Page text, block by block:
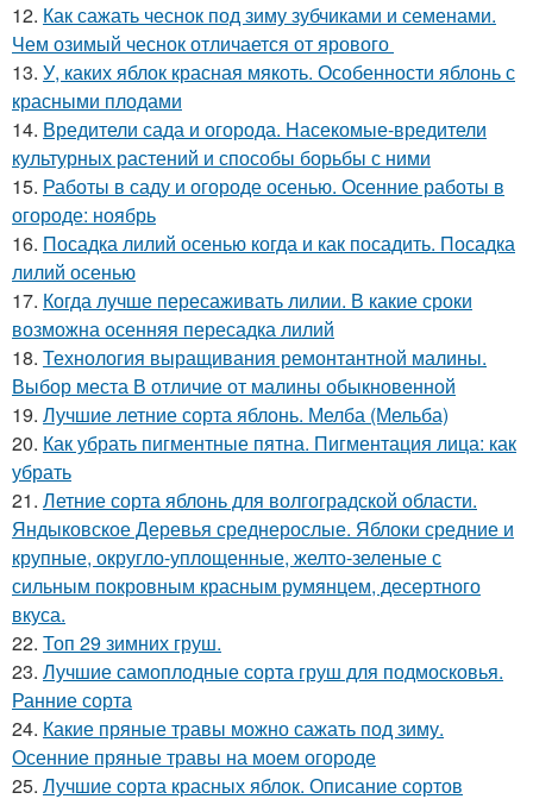
12. Как сажать чеснок под зиму зубчиками и семенами.
Чем озимый чеснок отличается от ярового
13. У, каких яблок красная мякоть. Особенности яблонь с
красными плодами
14. Вредители сада и огорода. Насекомые-вредители
культурных растений и способы борьбы с ними
15. Работы в саду и огороде осенью. Осенние работы в
огороде: ноябрь
16. Посадка лилий осенью когда и как посадить. Посадка
лилий осенью
17. Когда лучше пересаживать лилии. В какие сроки
возможна осенняя пересадка лилий
18. Технология выращивания ремонтантной малины.
Выбор места В отличие от малины обыкновенной
19. Лучшие летние сорта яблонь. Мелба (Мельба)
20. Как убрать пигментные пятна. Пигментация лица: как
убрать
21. Летние сорта яблонь для волгоградской области.
Яндыковское Деревья среднерослые. Яблоки средние и
крупные, округло-уплощенные, желто-зеленые с
сильным покровным красным румянцем, десертного
вкуса.
22. Топ 29 зимних груш.
23. Лучшие самоплодные сорта груш для подмосковья.
Ранние сорта
24. Какие пряные травы можно сажать под зиму.
Осенние пряные травы на моем огороде
25. Лучшие сорта красных яблок. Описание сортов